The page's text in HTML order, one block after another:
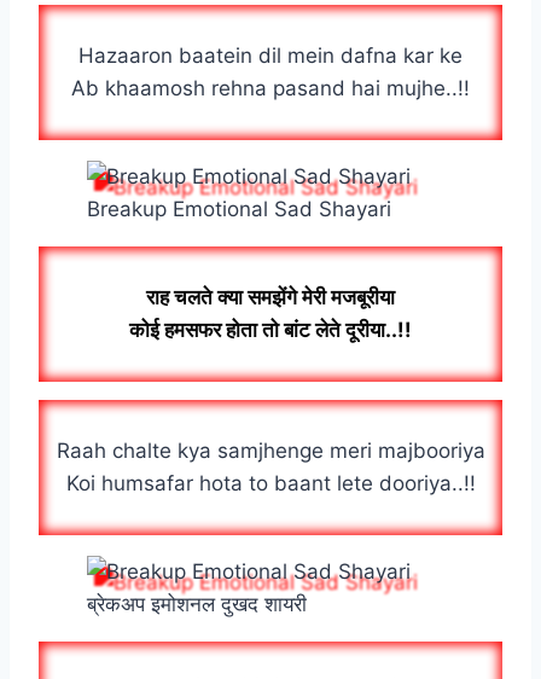
Hazaaron baatein dil mein dafna kar ke
Ab khaamosh rehna pasand hai mujhe..!!
Breakup Emotional Sad Shayari
राह चलते क्या समझेंगे मेरी मजबूरीया
कोई हमसफर होता तो बांट लेते दूरीया..!!
Raah chalte kya samjhenge meri majbooriya
Koi humsafar hota to baant lete dooriya..!!
ब्रेकअप इमोशनल दुखद शायरी